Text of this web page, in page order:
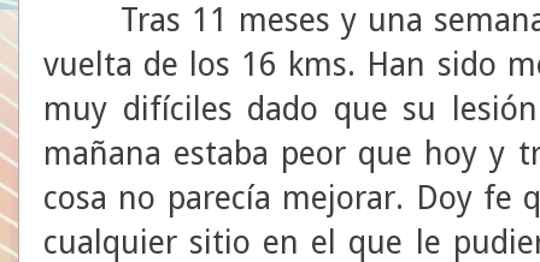
Tras 11 meses y una
vuelta de los 16 kms. Han sido
muy difíciles dado que su
mañana estaba peor que hoy y
cosa no parecía mejorar. Doy fe
cualquier sitio en el que le